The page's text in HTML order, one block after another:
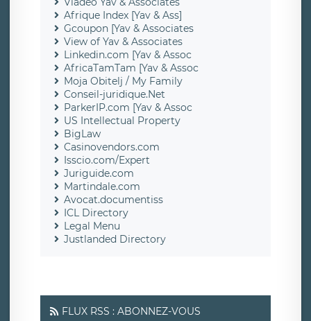
Afrique Index [Yav & Ass]
Gcoupon [Yav & Associates
View of Yav & Associates
Linkedin.com [Yav & Assoc
AfricaTamTam [Yav & Assoc
Moja Obitelj / My Family
Conseil-juridique.Net
ParkerIP.com [Yav & Assoc
US Intellectual Property
BigLaw
Casinovendors.com
Isscio.com/Expert
Juriguide.com
Martindale.com
Avocat.documentiss
ICL Directory
Legal Menu
Justlanded Directory
FLUX RSS : ABONNEZ-VOUS